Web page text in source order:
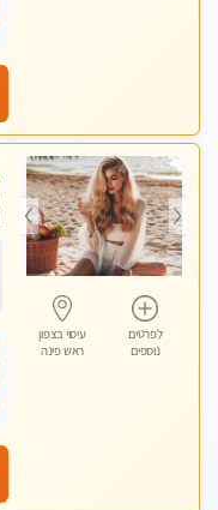
לפרטים
נוספים
עיסוי בצפון
ראש פינה